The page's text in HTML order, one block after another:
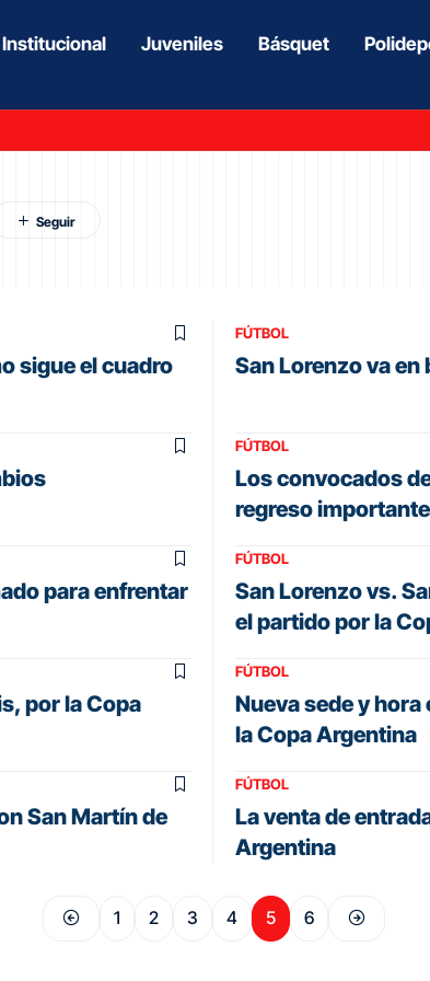
Institucional Juveniles Básquet
sigue el cuadro
FÚTBOL
San Lorenzo va
FÚTBOL
Los convocados
regreso importante
para enfrentar
FÚTBOL
San Lorenzo vs.
el partido por la
por la Copa
FÚTBOL
Nueva sede y
la Copa Argentina
San Martín de
FÚTBOL
La venta de
Argentina
1 2 3 4 5 6